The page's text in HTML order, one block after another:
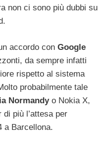
non ci sono più dubbi su
accordo con Google
da sempre infatti
rispetto al sistema
probabilmente tale
Normandyo Nokia X,
più l’attesa per
a Barcellona.